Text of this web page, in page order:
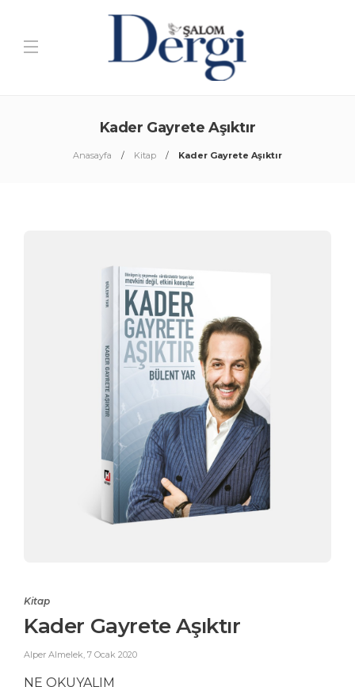
Kader Gayrete Aşıktır
Anasayfa Kitap Kader Gayrete Aşıktır
Kitap
Kader Gayrete Aşıktır
Alper Almelek, 7 Ocak 2020
NE OKUYALIM